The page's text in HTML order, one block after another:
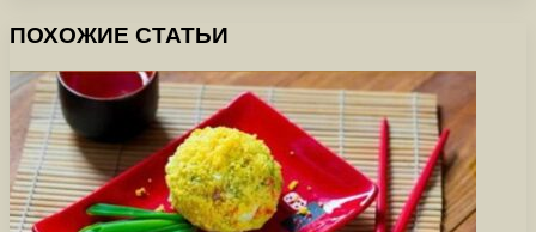
ПОХОЖИЕ СТАТЬИ